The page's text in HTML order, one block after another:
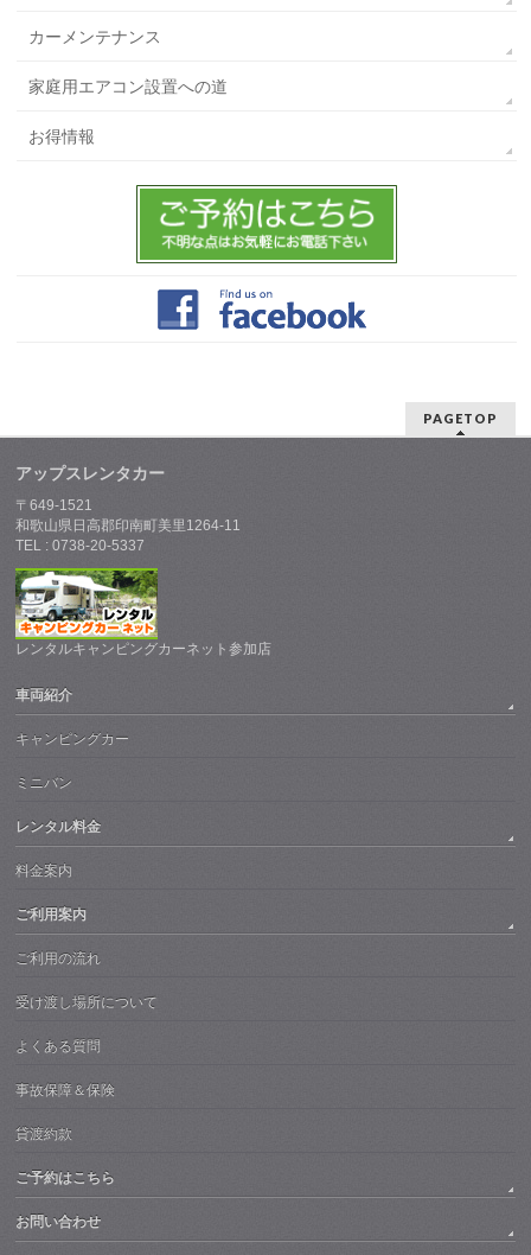
カーメンテナンス
家庭用エアコン設置への道
お得情報
PAGETOP
アップスレンタカー
〒649-1521
和歌山県日高郡印南町美里1264-11
TEL : 0738-20-5337
レンタルキャンピングカーネット参加店
車両紹介
キャンピングカー
ミニバン
レンタル料金
料金案内
ご利用案内
ご利用の流れ
受け渡し場所について
よくある質問
事故保障＆保険
貸渡約款
ご予約はこちら
お問い合わせ